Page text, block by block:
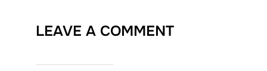
LEAVE A COMMENT